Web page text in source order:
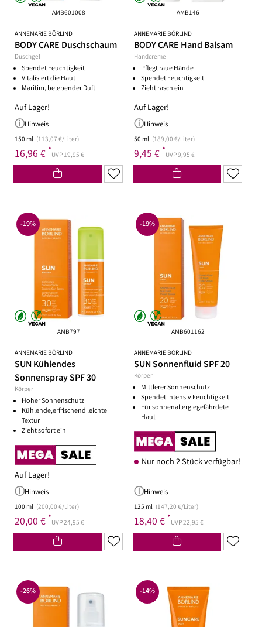
AMB601008
ANNEMARIE BÖRLIND
BODY CARE Duschschaum
Duschgel
Spendet Feuchtigkeit
Vitalisiert die Haut
Maritim, belebender Duft
Auf Lager!
Hinweis
150 ml (113,07 €/Liter)
16,96 € *UVP 19,95 €
AMB146
ANNEMARIE BÖRLIND
BODY CARE Hand Balsam
Handcreme
Pflegt raue Hände
Spendet Feuchtigkeit
Zieht rasch ein
Auf Lager!
Hinweis
50 ml (189,00 €/Liter)
9,45 € *UVP 9,95 €
AMB797
ANNEMARIE BÖRLIND
SUN Kühlendes
Sonnenspray SPF 30
Körper
Hoher Sonnenschutz
Kühlende,erfrischend leichte
Textur
Zieht sofort ein
Auf Lager!
Hinweis
100 ml (200,00 €/Liter)
20,00 € *UVP 24,95 €
-19%
AMB601162
ANNEMARIE BÖRLIND
SUN Sonnenfluid SPF 20
Körper
Mittlerer Sonnenschutz
Spendet intensiv Feuchtigkeit
Für sonnenallergiegefährdete
Haut
Nur noch 2 Stück verfügbar!
Hinweis
125 ml (147,20 €/Liter)
18,40 € *UVP 22,95 €
-19%
-26% -14%